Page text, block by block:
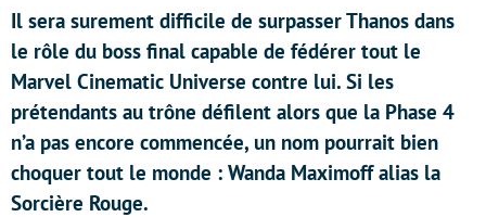
Il sera surement difficile de surpasser Thanos dans
le rôle du boss final capable de fédérer tout le
Marvel Cinematic Universe contre lui. Si les
prétendants au trône défilent alors que la Phase 4
n’a pas encore commencée, un nom pourrait bien
choquer tout le monde : Wanda Maximoff alias la
Sorcière Rouge.